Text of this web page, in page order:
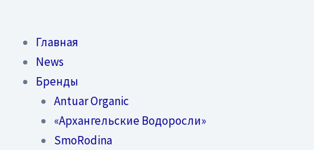
Главная
News
Бренды
Antuar Organic
«Архангельские Водоросли»
SmoRodina